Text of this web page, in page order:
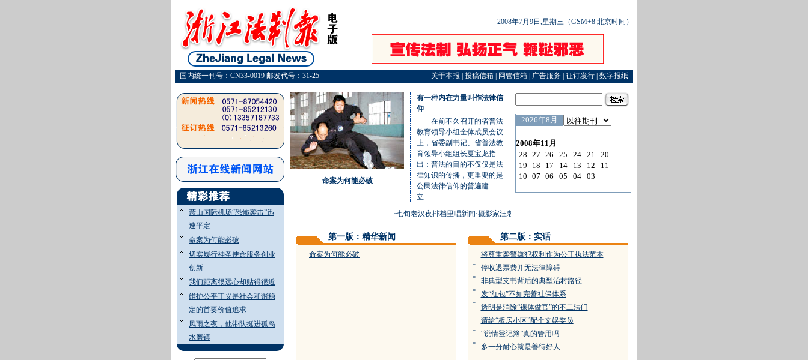
2008年7月9日,星期三（GSM+8 北京时间）
国内统一刊号：CN33-0019 邮发代号：31-25 关于本报 投稿信箱 网管信箱 广告服务 征订发行 数字报纸
萧山国际机场“恐怖袭击”迅
速平定
命案为何能必破
切实履行神圣使命服务创业
创新
我们距离很远心却贴得很近
维护公平正义是社会和谐稳
定的首要价值追求
风雨之夜，他带队挺进孤岛
水磨镇
命案为何能必破
有一种内在力量叫作法律信
仰
在前不久召开的省普法
教育领导小组全体成员会议
上，省委副书记、省普法教
育领导小组组长夏宝龙指
出：普法的目的不仅仅是法
律知识的传播，更重要的是
公民法律信仰的普遍建
立……
七旬老汉夜排档里唱新闻·摄影家汪老师的浪子回头故事
第一版：精华新闻
= 命案为何能必破
第二版：实话
= 将尊重袭警嫌犯权利作为公正执法范本
= 停收退票费并无法律障碍
= 非典型支书背后的典型治村路径
= 发“红包”不如完善社保体系
= 透明是消除“裸体做官”的不二法门
= 请给“板房小区”配个文娱委员
= “说情登记簿”真的管用吗
= 多一分耐心就是善待好人